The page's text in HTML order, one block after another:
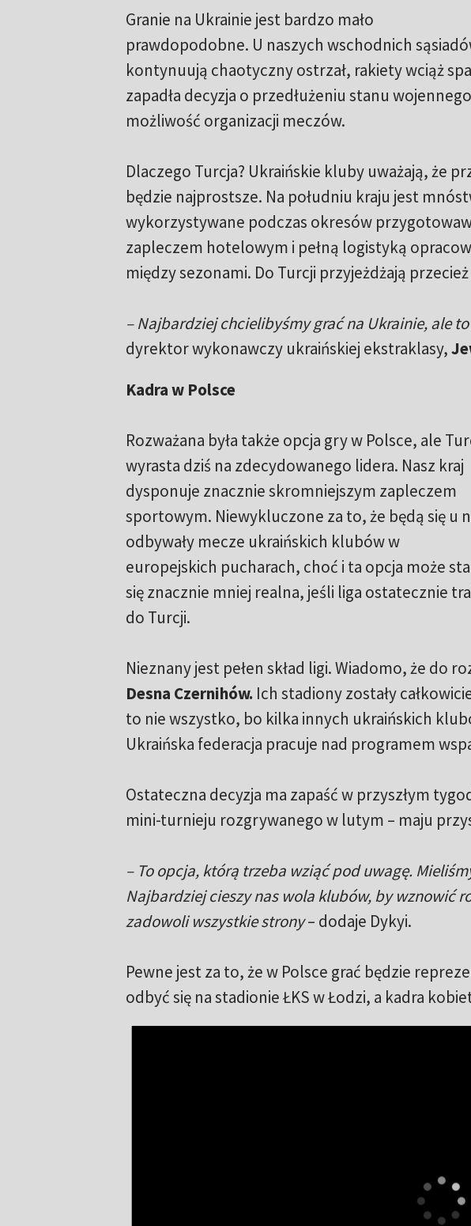
Granie na Ukrainie jest bardzo mało
prawdopodobne. U naszych wschodnich
kontynuują chaotyczny ostrzał, rakiety wciąż
zapadła decyzja o przedłużeniu stanu
możliwość organizacji meczów.
Dlaczego Turcja? Ukraińskie kluby uważają, że
będzie najprostsze. Na południu kraju jest
wykorzystywane podczas okresów
zapleczem hotelowym i pełną logistyką
między sezonami. Do Turcji przyjeżdżają
– Najbardziej chcielibyśmy grać na Ukrainie, ale
dyrektor wykonawczy ukraińskiej ekstraklasy,
Kadra w Polsce
Rozważana była także opcja gry w Polsce, ale
wyrasta dziś na zdecydowanego lidera. Nasz kraj
dysponuje znacznie skromniejszym zapleczem
sportowym. Niewykluczone za to, że będą się u
odbywały mecze ukraińskich klubów w
europejskich pucharach, choć i ta opcja może
się znacznie mniej realna, jeśli liga ostatecznie
do Turcji.
Nieznany jest pełen skład ligi. Wiadomo, że do
Desna Czernihów. Ich stadiony zostały
to nie wszystko, bo kilka innych ukraińskich
Ukraińska federacja pracuje nad programem
Ostateczna decyzja ma zapaść w przyszłym
mini-turnieju rozgrywanego w lutym – maju
– To opcja, którą trzeba wziąć pod uwagę.
Najbardziej cieszy nas wola klubów, by wznowić
zadowoli wszystkie strony– dodaje Dykyi.
Pewne jest za to, że w Polsce grać będzie
odbyć się na stadionie ŁKS w Łodzi, a kadra